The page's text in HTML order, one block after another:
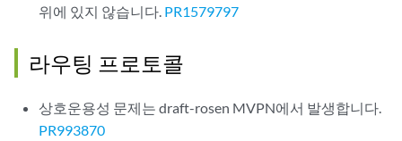
위에 있지 않습니다. PR1579797
라우팅 프로토콜
상호운용성 문제는 draft-rosen MVPN에서 발생합니다.
PR993870